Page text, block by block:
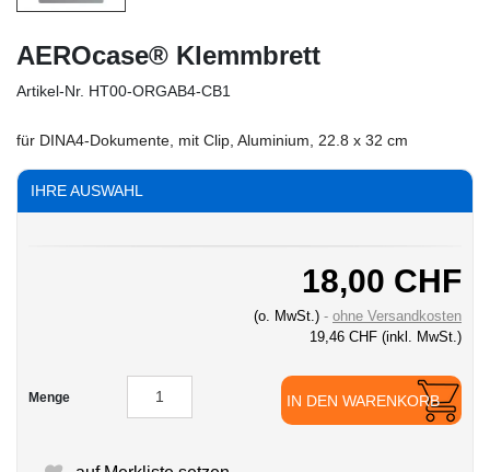
AEROcase® Klemmbrett
Artikel-Nr. HT00-ORGAB4-CB1
für DINA4-Dokumente, mit Clip, Aluminium, 22.8 x 32 cm
IHRE AUSWAHL
18,00 CHF
(o. MwSt.)
ohne Versandkosten
19,46 CHF (inkl. MwSt.)
Menge IN DEN WARENKORB